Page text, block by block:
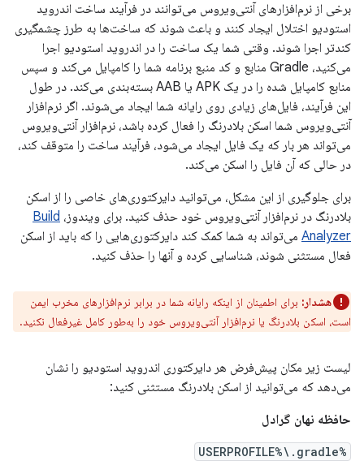
برخی از نرم‌افزارهای آنتی‌ویروس می‌توانند در فرآیند ساخت اندروید
استودیو اختلال ایجاد کنند و باعث شوند که ساخت‌ها به طرز چشمگیری
کندتر اجرا شوند. وقتی شما یک ساخت را در اندروید استودیو اجرا
می‌کنید، Gradle منابع و کد منبع برنامه شما را کامپایل می‌کند و سپس
منابع کامپایل شده را در یک APK یا AAB بسته‌بندی می‌کند. در طول
این فرآیند، فایل‌های زیادی روی رایانه شما ایجاد می‌شوند. اگر نرم‌افزار
آنتی‌ویروس شما اسکن بلادرنگ را فعال کرده باشد، نرم‌افزار آنتی‌ویروس
می‌تواند هر بار که یک فایل ایجاد می‌شود، فرآیند ساخت را متوقف کند،
در حالی که آن فایل را اسکن می‌کند.
برای جلوگیری از این مشکل، می‌توانید دایرکتوری‌های خاصی را از اسکن
بلادرنگ در نرم‌افزار آنتی‌ویروس خود حذف کنید. برای ویندوز، Build
Analyzer می‌تواند به شما کمک کند دایرکتوری‌هایی را که باید از اسکن
فعال مستثنی شوند، شناسایی کرده و آنها را حذف کنید.
هشدار: برای اطمینان از اینکه رایانه شما در برابر نرم‌افزارهای مخرب ایمن
است، اسکن بلادرنگ یا نرم‌افزار آنتی‌ویروس خود را به‌طور کامل غیرفعال نکنید.
لیست زیر مکان پیش‌فرض هر دایرکتوری اندروید استودیو را نشان
می‌دهد که می‌توانید از اسکن بلادرنگ مستثنی کنید:
حافظه نهان گرادل
%USERPROFILE%\.gradle